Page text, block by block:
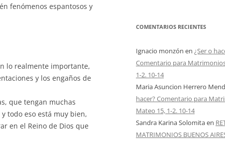
fenómenos espantosos y
lo realmente importante,
y los engaños de
que tengan muchas
todo eso está muy bien,
en el Reino de Dios que
COMENTARIOS RECIENTES
Ignacio monzón en ¿Ser o
Comentario para
1-2. 10-14
Maria Asuncion Herrero
hacer? Comentario para
Mateo 15, 1-2. 10-14
Sandra Karina Solomitaen
MATRIMONIOS BUENOS